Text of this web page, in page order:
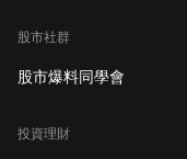
股市社群
股市爆料同學會
投資理財